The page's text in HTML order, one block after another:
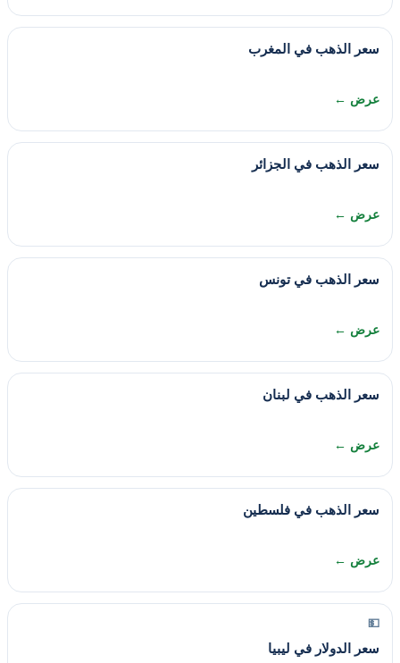
سعر الذهب في المغرب
عرض ←
سعر الذهب في الجزائر
عرض ←
سعر الذهب في تونس
عرض ←
سعر الذهب في لبنان
عرض ←
سعر الذهب في فلسطين
عرض ←
💵
سعر الدولار في ليبيا